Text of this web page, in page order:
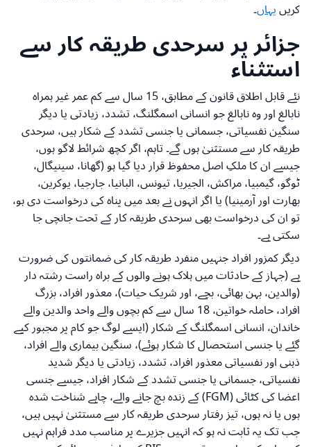
کریںیہاں۔
جزائر پر سرحدی طریقہ کار سے
استثناء
نئے قابل اطلاق قانون کے مطابق، 15 سال سے کم عمر غیر ہمراہ
نابالغ اور وہ نابالغ جو انسانی اسمگلنگ، تشدد، زیادتی یا دیگر
سنگین نفسیاتی، جسمانی یا جنسی تشدد کے شکار ہیں، سرحدی
طریقہ کار سے مستثنیٰ ہوں گے۔ تاہم، اگر کچھ شرائط لاگو ہوں،
جیسے ان کا ملکِ اصل محفوظ قرار دیا گیا ہو (گھانا، سینیگال،
ٹوگو، گیمبیا، مراکش، الجیریا، تیونس، البانیا، جارجیا، یوکرین،
بھارت اور آرمینیا) یا اگر انہوں نے بعد میں پناہ کی درخواست دی ہو،
تو ان کی درخواست بھی سرحدی طریقہ کار کے تحت جانچی جا
سکتی ہے۔
دیگر کمزور افراد جنہیں منفرد طریقہ کار کی ضمانتوں کی ضرورت
ہے (جہاز کے حادثات میں ہلاک ہونے والوں کے براہ راست رشتہ دار
(والدین، بہن بھائی، بچے، اور شریک حیات)، معذور افراد، بزرگ
افراد، حاملہ خواتین، 18 سال سے کم بچوں والے واحد والدین والے
خاندان، انسانی اسمگلنگ کے شکار (ایسے لوگ جو کام پر مجبور کیے
گئے یا جنسی استحصال کا شکار ہوئے)، سنگین بیماری والے افراد،
ذہنی اور نفسیاتی معذور افراد، تشدد، زیادتی یا دیگر شدید
نفسیاتی، جسمانی یا جنسی تشدد کے شکار افراد، جیسے جنسی
اعضا کی کٹائی (FGM) کے زندہ بچ جانے والے، چاہے شناخت شدہ
ہوں یا نہ ہوں، تیز رفتار سرحدی طریقہ کار سے مستثنیٰ نہیں ہیں،
جب تک یہ ثابت نہ ہو کہ انہیں جزیرے پر مناسب مدد فراہم نہیں